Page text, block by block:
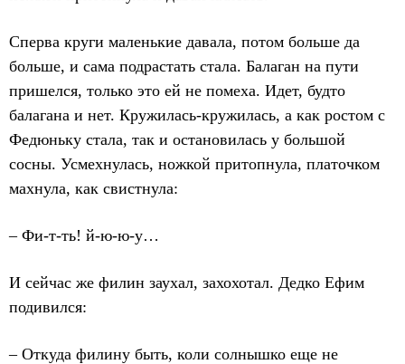
Сперва круги маленькие давала, потом больше да
больше, и сама подрастать стала. Балаган на пути
пришелся, только это ей не помеха. Идет, будто
балагана и нет. Кружилась-кружилась, а как ростом с
Федюньку стала, так и остановилась у большой
сосны. Усмехнулась, ножкой притопнула, платочком
махнула, как свистнула:
– Фи-т-ть! й-ю-ю-у…
И сейчас же филин заухал, захохотал. Дедко Ефим
подивился:
– Откуда филину быть, коли солнышко еще не